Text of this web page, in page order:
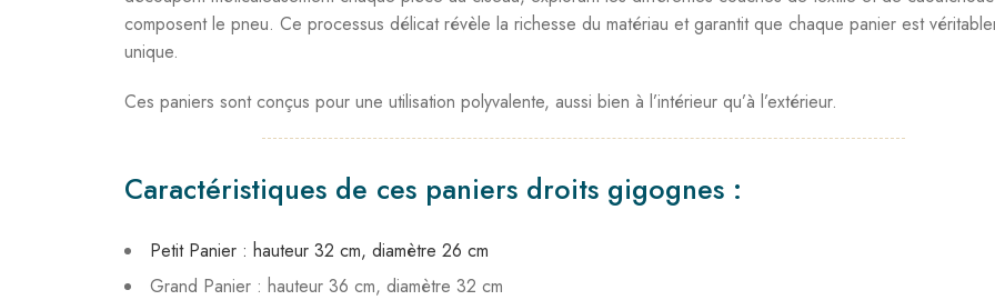
composent le pneu. Ce processus délicat révèle la richesse du matériau et garantit que chaque panier est
unique.
Ces paniers sont conçus pour une utilisation polyvalente, aussi bien à l’intérieur qu’à l’extérieur.
Caractéristiques de ces paniers droits gigognes :
Petit Panier : hauteur 32 cm, diamètre 26 cm
Grand Panier : hauteur 36 cm, diamètre 32 cm